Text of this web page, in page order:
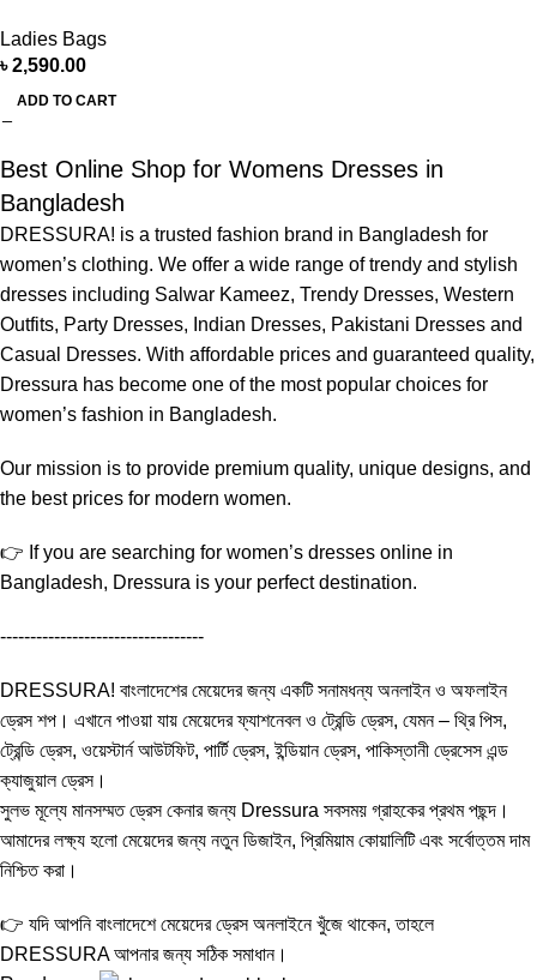
for Women
Ladies Bags
৳2,590.00
ADD TO CART
Best Online Shop for Womens Dresses in
Bangladesh
DRESSURA! is a trusted fashion brand in Bangladesh for
women’s clothing. We offer a wide range of trendy and stylish
dresses including Salwar Kameez, Trendy Dresses, Western
Outfits, Party Dresses, Indian Dresses, Pakistani Dresses and
Casual Dresses. With affordable prices and guaranteed quality,
Dressura has become one of the most popular choices for
women’s fashion in Bangladesh.
Our mission is to provide premium quality, unique designs, and
the best prices for modern women.
👉 If you are searching for women’s dresses online in
Bangladesh, Dressura is your perfect destination.
----------------------------------
DRESSURA! বাংলাদেশের মেয়েদের জন্য একটি সনামধন্য অনলাইন ও অফলাইন
ড্রেস শপ। এখানে পাওয়া যায় মেয়েদের ফ্যাশনেবল ও ট্রেন্ডি ড্রেস, যেমন – থ্রি পিস,
ট্রেন্ডি ড্রেস, ওয়েস্টার্ন আউটফিট, পার্টি ড্রেস, ইন্ডিয়ান ড্রেস, পাকিস্তানী ড্রেসেস এন্ড
ক্যাজুয়াল ড্রেস।
সুলভ মূল্যে মানসম্মত ড্রেস কেনার জন্য Dressura সবসময় গ্রাহকের প্রথম পছন্দ।
আমাদের লক্ষ্য হলো মেয়েদের জন্য নতুন ডিজাইন, প্রিমিয়াম কোয়ালিটি এবং সর্বোত্তম দাম
নিশ্চিত করা।
👉 যদি আপনি বাংলাদেশে মেয়েদের ড্রেস অনলাইনে খুঁজে থাকেন, তাহলে
DRESSURA আপনার জন্য সঠিক সমাধান।